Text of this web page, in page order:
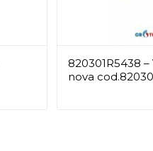
820301R5438
nova